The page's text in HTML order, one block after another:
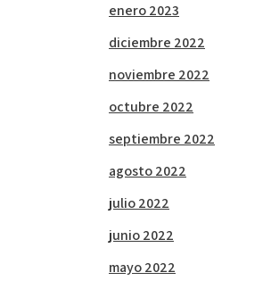
enero 2023
diciembre 2022
noviembre 2022
octubre 2022
septiembre 2022
agosto 2022
julio 2022
junio 2022
mayo 2022